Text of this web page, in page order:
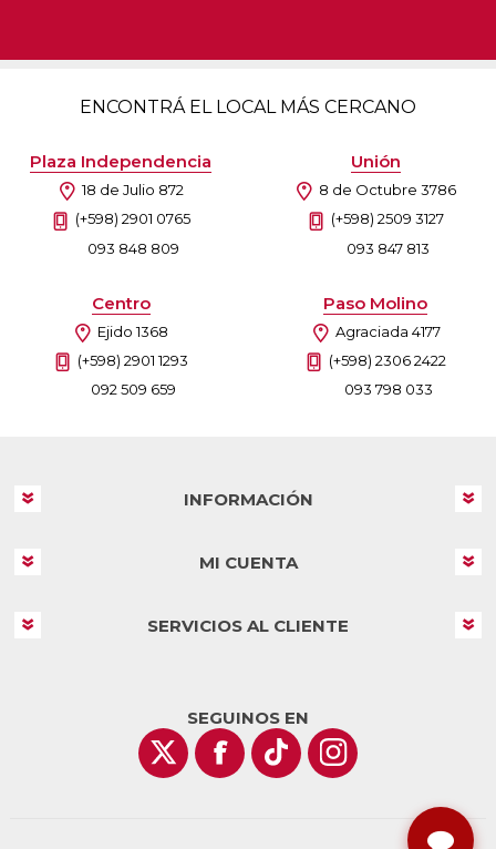
ENCONTRÁ EL LOCAL MÁS CERCANO
Plaza Independencia
18 de Julio 872
(+598) 2901 0765
093 848 809
Unión
8 de Octubre 3786
(+598) 2509 3127
093 847 813
Centro
Ejido 1368
(+598) 2901 1293
092 509 659
Paso Molino
Agraciada 4177
(+598) 2306 2422
093 798 033
INFORMACIÓN
MI CUENTA
SERVICIOS AL CLIENTE
SEGUINOS EN